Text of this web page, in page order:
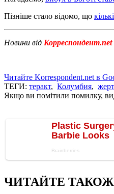
Пізніше стало відомо, що
Новини від Корреспондент.net
Читайте Korrespondent.net в
ТЕГИ: теракт, Колумбия,
Якщо ви помітили помилку,
ЧИТАЙТЕ ТАКОЖ